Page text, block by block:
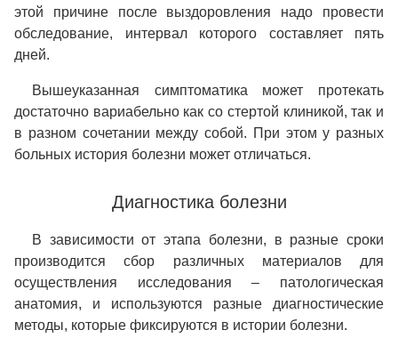
этой причине после выздоровления надо провести
обследование, интервал которого составляет пять
дней.
Вышеуказанная симптоматика может протекать
достаточно вариабельно как со стертой клиникой, так и
в разном сочетании между собой. При этом у разных
больных история болезни может отличаться.
Диагностика болезни
В зависимости от этапа болезни, в разные сроки
производится сбор различных материалов для
осуществления исследования – патологическая
анатомия, и используются разные диагностические
методы, которые фиксируются в истории болезни.